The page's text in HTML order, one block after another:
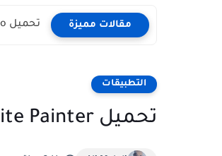
مقالات مميزة تحميل SD Maid Pro مهكر مدفوع آخر اصدار للاندرويد
التطبيقات
تحميل Infinite Painter مهكر اخر اصدار للاندرويد